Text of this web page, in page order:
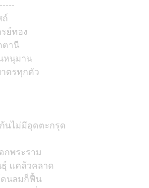
ย์ทอง
ตานี
หนุมาน
ตรทุกตัว
นไม่มีอุดตะกรุด
กพระราม
แคล้วคลาด
ดนลมก็ฟื้น